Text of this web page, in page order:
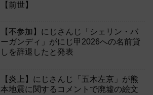
【前世】
【不参加】にじさんじ「シェリン・バ
ーガンディ」がにじ甲2026への名前貸
しを辞退したと発表
【炎上】にじさんじ「五木左京」が熊
本地震に関するコメントで廃墟の絵文